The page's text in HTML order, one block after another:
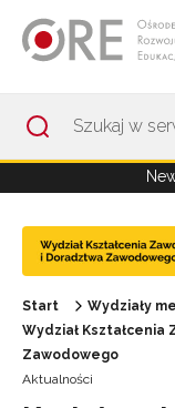
Start
Wydziały
Wydział
Zawodowego
Aktualności